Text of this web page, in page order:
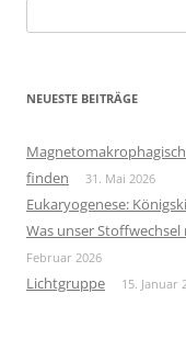
nach:
NEUESTE BEITRÄGE
finden
31. Mai 2026
Eukaryogenese:
Was unser
Februar 2026
Lichtgruppe 15. Januar